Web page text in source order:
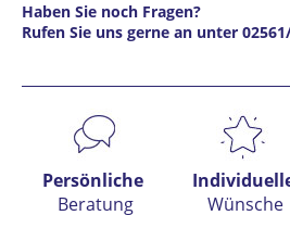
Haben Sie noch Fragen?
Rufen Sie uns gerne an unter
Preis anfragen
Persönliche
Beratung
Wünsche